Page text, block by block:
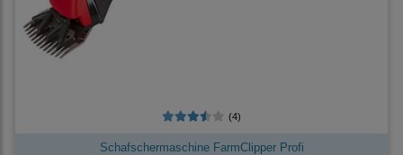
(4)
Schafschermaschine FarmClipper Profi